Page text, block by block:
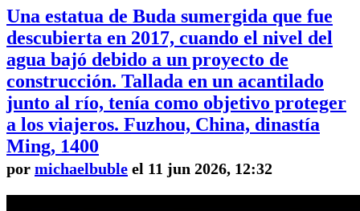
Una estatua de Buda sumergida que fue
descubierta en 2017, cuando el nivel del
agua bajó debido a un proyecto de
construcción. Tallada en un acantilado
junto al río, tenía como objetivo proteger
a los viajeros. Fuzhou, China, dinastía
Ming, 1400
por michaelbuble el 11 jun 2026, 12:32